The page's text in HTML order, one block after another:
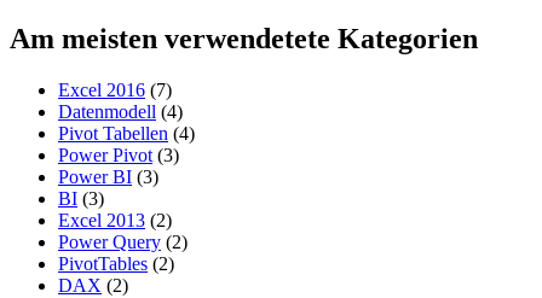
Am meisten verwendetete Kategorien
Excel 2016 (7)
Datenmodell (4)
Pivot Tabellen (4)
Power Pivot (3)
Power BI (3)
BI (3)
Excel 2013 (2)
Power Query (2)
PivotTables (2)
DAX (2)